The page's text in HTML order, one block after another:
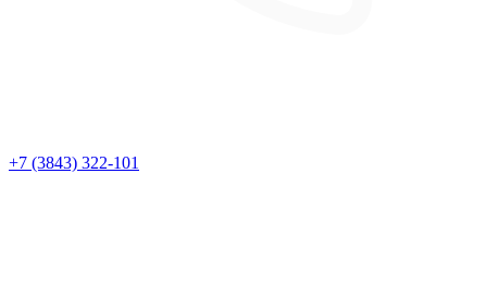
+7 (3843) 322-101